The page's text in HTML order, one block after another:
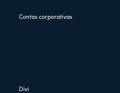
Contas corporativas
Divi